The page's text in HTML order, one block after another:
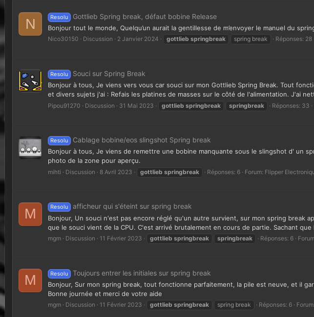
N Resolu Gottlieb Spring break, défaut bobine Release
Bonjour tout le monde, Quelqu’un aurait la gentillesse de m’envoyer le manuel du
Nico30150 Discussion 2 Janvier 2024 gottlieb springbreak spring break Réponses: 28
Resolu Souci sur Spring Break
Bonjour à tous, Je viens vers vous car souci sur mon Gottlieb Spring Break. Tout
et divers sujets j'ai : Refais les platines de masses sur le côté de l'alimentation. J'ai
Pipou91270 Discussion 31 Mai 2023 gottlieb springbreak springbreak Réponses: 33
Resolu Cablage bobine/eos slingshot Spring break
Bonjour à tous, Je viens de remettre une bobine manquante sous le slingshot d' un
photo de la zone pour aperçu.
mihti Discussion 8 Avril 2023 gottlieb springbreak Réponses: 6 Forum: Flipper
M Resolu afficheur qui s'éteint sur spring break
Bonjour, Un souci n'est pas encore réglé qu'un autre survient, sur mon spring break
que le souci vient de la CPU. C'est arrivé brutalement en cours de partie. Sachant
mgm Discussion 11 Février 2023 gottlieb springbreak springbreak Réponses: 6
M Resolu Toujours entrer les initiales sur spring break
Bonjour, Sur mon spring break, tout fonctionne parfaitement, la pile est neuve, et il
Bonne journée et merci de votre aide
mgm Discussion 11 Février 2023 gottlieb springbreak spring break Réponses: 6